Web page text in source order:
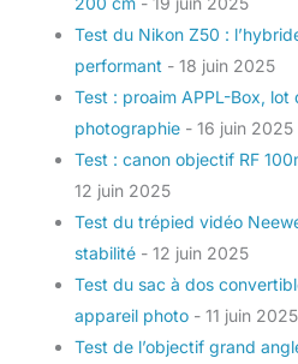
Test du Nikon Z50 :
performant - 18 juin 2025
Test : proaim APPL-Box,
photographie - 16 juin 2025
Test : canon objectif RF
12 juin 2025
Test du trépied vidéo
stabilité - 12 juin 2025
Test du sac à dos
appareil photo - 11 juin 2025
Test de l’objectif grand